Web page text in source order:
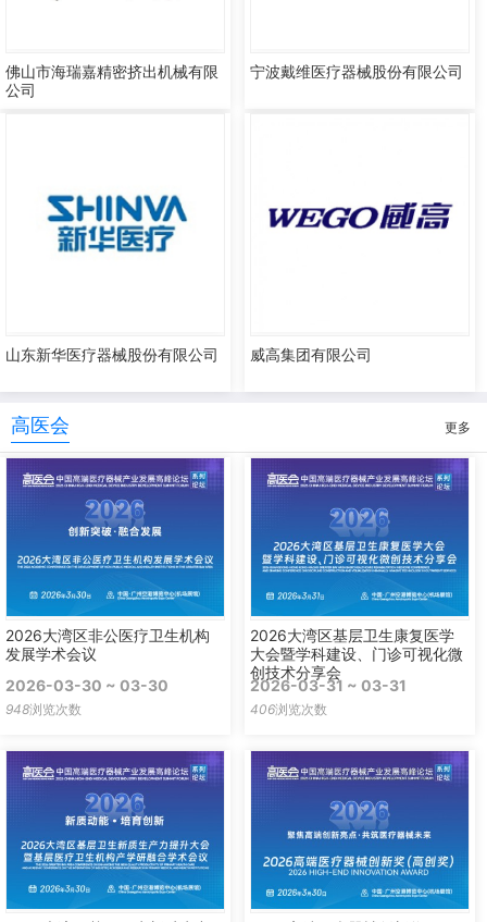
佛山市海瑞嘉精密挤出机械有限
公司
宁波戴维医疗器械股份有限公司
山东新华医疗器械股份有限公司 威高集团有限公司
高医会 更多
2026大湾区非公医疗卫生机构
发展学术会议
2026-03-30 ~ 03-30
948浏览次数
2026大湾区基层卫生康复医学
大会暨学科建设、门诊可视化微
创技术分享会
2026-03-31 ~ 03-31
406浏览次数